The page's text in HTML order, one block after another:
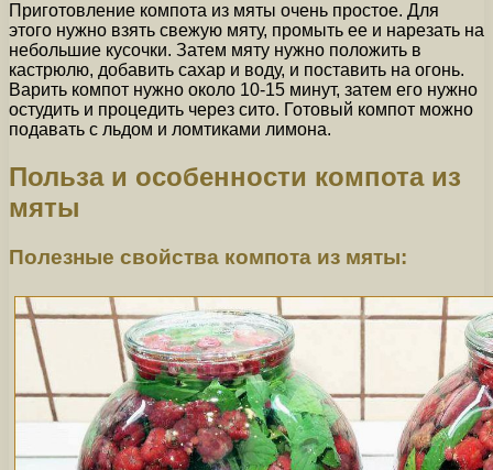
Приготовление компота из мяты очень простое. Для
этого нужно взять свежую мяту, промыть ее и нарезать на
небольшие кусочки. Затем мяту нужно положить в
кастрюлю, добавить сахар и воду, и поставить на огонь.
Варить компот нужно около 10-15 минут, затем его нужно
остудить и процедить через сито. Готовый компот можно
подавать с льдом и ломтиками лимона.
Польза и особенности компота из
мяты
Полезные свойства компота из мяты: